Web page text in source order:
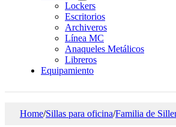
Lockers
Escritorios
Archiveros
Línea MC
Anaqueles Metálicos
Libreros
Equipamiento
Home/Sillas para oficina/Familia de